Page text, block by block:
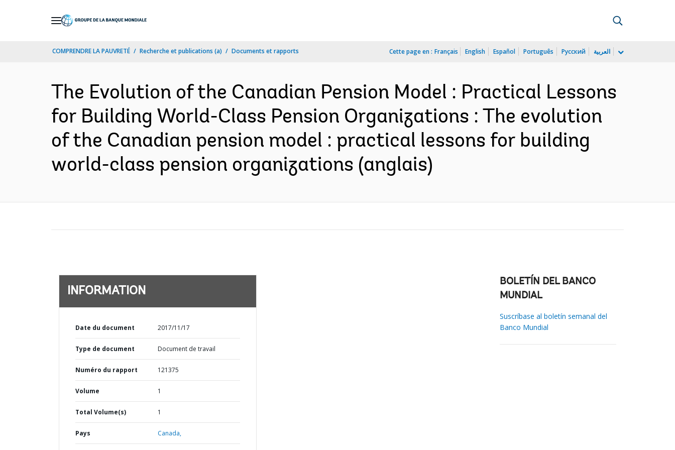
COMPRENDRE LA PAUVRETÉ Recherche et publications (a) Documents et rapports Cette page en : Français English Español Português Русский العربية
The Evolution of the Canadian Pension Model : Practical Lessons
for Building World-Class Pension Organizations : The evolution
of the Canadian pension model : practical lessons for building
world-class pension organizations (anglais)
INFORMATION
Date du document 2017/11/17
Type de document Document de travail
Numéro du rapport 121375
Volume 1
Total Volume(s) 1
Pays Canada,
BOLETÍN DEL BANCO
MUNDIAL
Suscríbase al boletín semanal del
Banco Mundial